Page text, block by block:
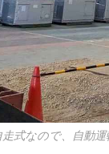
式なので、自動